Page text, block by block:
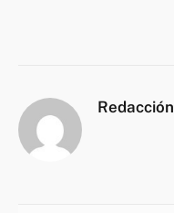
Redacción